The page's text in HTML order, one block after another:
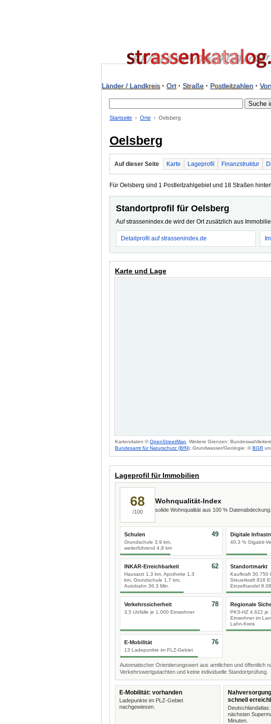
Länder / Landkreis· Ort· Straße· Postleitzahlen·
Startseite Orte Oelsberg
Oelsberg
Auf dieser Seite Karte Lageprofil Finanzstruktur
Für Oelsberg sind 1 Postleitzahlgebiet und 18 Straßen
Standortprofil für Oelsberg
Auf strassenindex.de wird der Ort zusätzlich aus
Detailprofil auf strassenindex.de
Karte und Lage
Kartendaten ©OpenStreetMap . Weitere Grenzen:
Bundesamt für Naturschutz (BfN); Grundwasser/Geologie: ©BGR
Lageprofil für Immobilien
68
/100
Wohnqualität-Index
solide Wohnqualität aus 100 % Datenabdeckung.
Schulen
Grundschule 3,9 km,
weiterführend 4,8 km
49 Digitale
40,3 % Gigabit-
INKAR-Erreichbarkeit
Hausarzt 1,3 km, Apotheke 1,3
km, Grundschule 1,7 km,
Autobahn 36,3 Min.
62 Standortmarkt
Kaufkraft 30.750
Steuerkraft 816
Einzelhandel
Verkehrssicherheit
3,5 Unfälle je 1.000 Einwohner
78 Regionale
PKS-HZ 4.622 je
Einwohner im
Lahn-Kreis
E-Mobilität
13 Ladepunkte im PLZ-Gebiet
76
Automatischer Orientierungswert aus amtlichen und öffentlich
Verkehrswertgutachten und keine individuelle Standortprüfung.
E-Mobilität: vorhanden
Ladepunkte im PLZ-Gebiet
nachgewiesen.
schnell
nächsten
Minuten.